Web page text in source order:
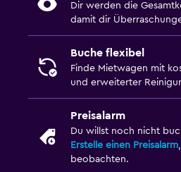
Dir werden die
damit dir
Buche flexibel
Finde Mietwagen mit
und erweiterter
Preisalarm
Du willst noch nicht
Erstelle einen Preisalarm
beobachten.